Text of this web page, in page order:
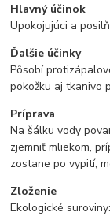
Hlavný účinok
Upokojujúci a
Ďalšie účinky
Pôsobí
pokožku aj tkanivo
Príprava
Na šálku vody
zjemniť mliekom,
zostane po vypití,
Zloženie
Ekologické